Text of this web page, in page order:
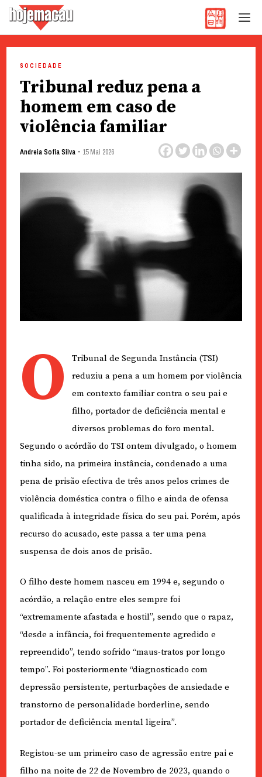
content
SOCIEDADE
Tribunal reduz pena a
homem em caso de
violência familiar
Andreia Sofia Silva- 15 Mai 2026
O
Tribunal de Segunda Instância (TSI)
reduziu a pena a um homem por violência
em contexto familiar contra o seu pai e
filho, portador de deficiência mental e
diversos problemas do foro mental.
Segundo o acórdão do TSI ontem divulgado, o homem
tinha sido, na primeira instância, condenado a uma
pena de prisão efectiva de três anos pelos crimes de
violência doméstica contra o filho e ainda de ofensa
qualificada à integridade física do seu pai. Porém, após
recurso do acusado, este passa a ter uma pena
suspensa de dois anos de prisão.
O filho deste homem nasceu em 1994 e, segundo o
acórdão, a relação entre eles sempre foi
“extremamente afastada e hostil”, sendo que o rapaz,
“desde a infância, foi frequentemente agredido e
repreendido”, tendo sofrido “maus-tratos por longo
tempo”. Foi posteriormente “diagnosticado com
depressão persistente, perturbações de ansiedade e
transtorno de personalidade borderline, sendo
portador de deficiência mental ligeira”.
Registou-se um primeiro caso de agressão entre pai e
filho na noite de 22 de Novembro de 2023, quando o